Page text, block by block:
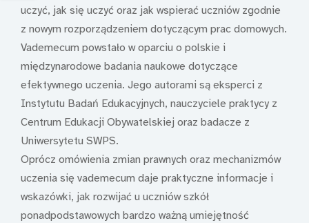
uczyć, jak się uczyć oraz jak wspierać uczniów zgodnie
z nowym rozporządzeniem dotyczącym prac domowych.
Vademecum powstało w oparciu o polskie i
międzynarodowe badania naukowe dotyczące
efektywnego uczenia. Jego autorami są eksperci z
Instytutu Badań Edukacyjnych, nauczyciele praktycy z
Centrum Edukacji Obywatelskiej oraz badacze z
Uniwersytetu SWPS.
Oprócz omówienia zmian prawnych oraz mechanizmów
uczenia się vademecum daje praktyczne informacje i
wskazówki, jak rozwijać u uczniów szkół
ponadpodstawowych bardzo ważną umiejętność